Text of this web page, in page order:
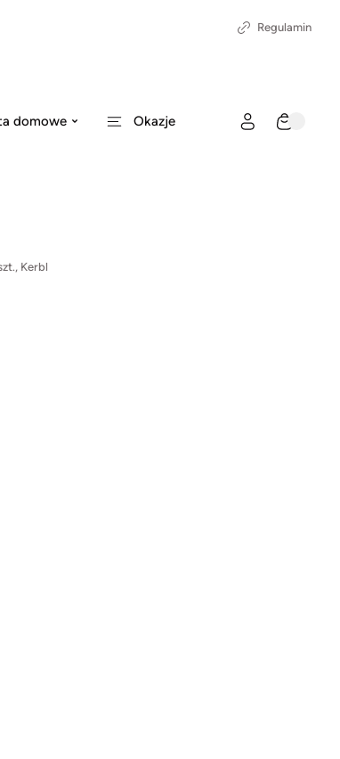
Regulamin
domowe Okazje
Kerbl